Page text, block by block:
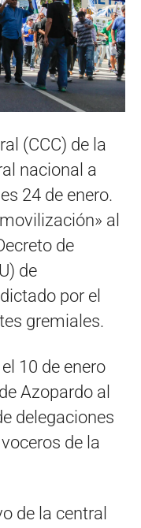
(CCC) de la
nacional a
24 de enero.
al
de
de
por el
gremiales.
10 de enero
Azopardo al
delegaciones
de la
de la central